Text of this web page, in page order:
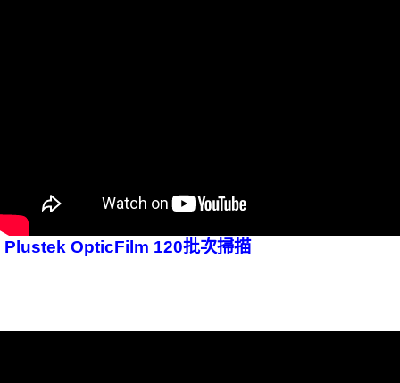
Plustek OpticFilm 120批次掃描